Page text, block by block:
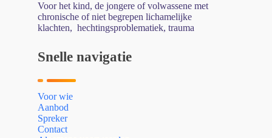
Voor het kind, de jongere of volwassene met
chronische of niet begrepen lichamelijke
klachten, hechtingsproblematiek, trauma
Snelle navigatie
Voor wie
Aanbod
Spreker
Contact